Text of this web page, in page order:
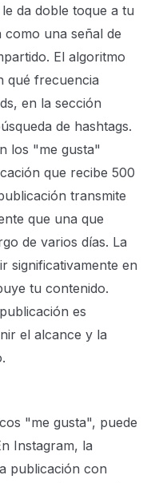
da doble toque a tu
una señal de
El algoritmo
qué frecuencia
en la sección
de hashtags.
los "me gusta"
que recibe 500
transmite
que una que
de varios días. La
significativamente en
tu contenido.
es
el alcance y la
"me gusta", puede
Instagram, la
publicación con